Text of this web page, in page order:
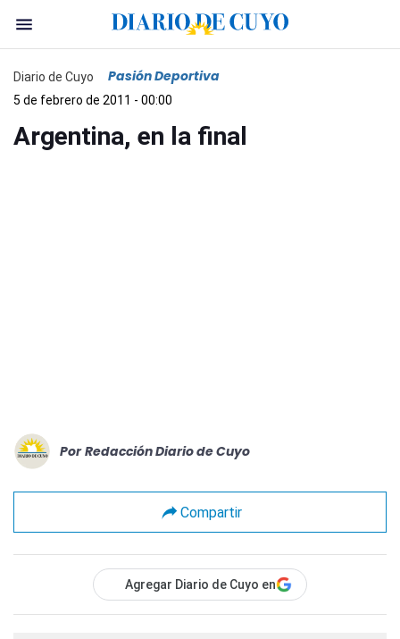
Diario de Cuyo Pasión Deportiva
5 de febrero de 2011 - 00:00
Argentina, en la final
Por Redacción Diario de Cuyo
Compartir
Agregar Diario de Cuyo en